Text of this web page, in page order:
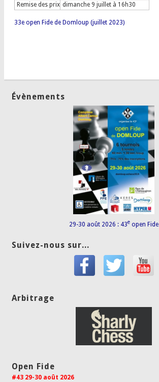
Remise des prix dimanche 9 juillet à 16h30
33e open Fide de Domloup (juillet 2023)
Évènements
29-30 août 2026 : 43e open Fide
Suivez-nous sur...
Arbitrage
Open Fide
#43 29-30 août 2026